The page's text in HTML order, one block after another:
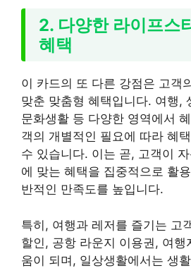
2. 다양한 라이프스
혜택
이 카드의 또 다른 강점은 고객
맞춘 맞춤형 혜택입니다. 여행,
문화생활 등 다양한 영역에서
객의 개별적인 필요에 따라 혜
수 있습니다. 이는 곧, 고객이
에 맞는 혜택을 집중적으로 활
반적인 만족도를 높입니다.
특히, 여행과 레저를 즐기는 고
할인, 공항 라운지 이용권, 여행
움이 되며, 일상생활에서는 생